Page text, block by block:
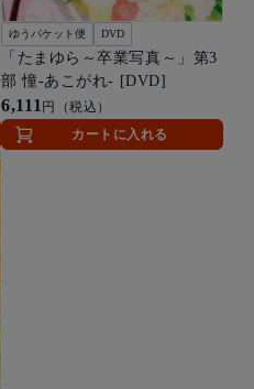
ゆうパケット便 DVD
「たまゆら～卒業写真～」第3
部 憧-あこがれ- [DVD]
6,111 円（税込）
カートに入れる